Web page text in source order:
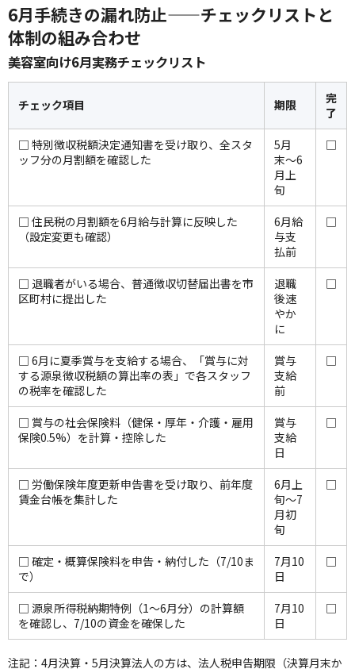
6月手続きの漏れ防止——チェックリストと
体制の組み合わせ
美容室向け6月実務チェックリスト
チェック項目 期限
完
了
□ 特別徴収税額決定通知書を受け取り、全スタ
ッフ分の月割額を確認した
5月
末〜6
月上
旬
□
□ 住民税の月割額を6月給与計算に反映した
（設定変更も確認）
6月給
与支
払前
□
□ 退職者がいる場合、普通徴収切替届出書を市
区町村に提出した
退職
後速
やか
に
□
□ 6月に夏季賞与を支給する場合、「賞与に対
する源泉徴収税額の算出率の表」で各スタッフ
の税率を確認した
賞与
支給
前
□
□ 賞与の社会保険料（健保・厚年・介護・雇用
保険0.5%）を計算・控除した
賞与
支給
日
□
□ 労働保険年度更新申告書を受け取り、前年度
賃金台帳を集計した
6月上
旬〜7
月初
旬
□
□ 確定・概算保険料を申告・納付した（7/10ま
で）
7月10
日
□
□ 源泉所得税納期特例（1〜6月分）の計算額
を確認し、7/10の資金を確保した
7月10
日
□
注記：4月決算・5月決算法人の方は、法人税申告期限（決算月末か